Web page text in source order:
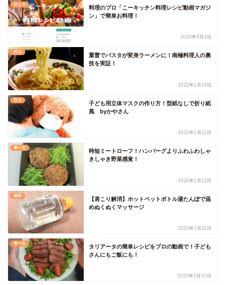
伝える
料理のプロ「こーキッチン料理レシピ動画マガジ
ン」で簡単お料理！
2020年3月2日
作る
重曹でパスタが変身ラーメンに！南極料理人の裏
技を実証！
2020年2月29日
作る
子ども用立体マスクの作り方！型紙なしで折り紙
風 byかやさん
2020年2月22日
食べる
時短ミートローフ！ハンバーグよりふわふわしゃ
きしゃき野菜感覚！
2020年2月22日
健康
【肩こり解消】ホットペットボトル湯たんぽで温
めぬくぬくマッサージ
2020年2月22日
食べる
タリアータの簡単レシピをプロの動画で！子ども
さんにもご飯にも！
2020年2月20日